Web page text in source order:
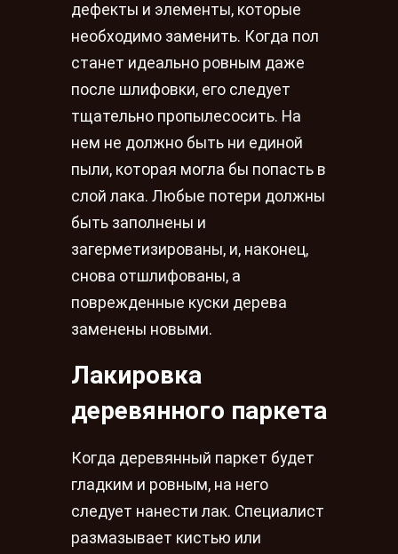
дефекты и элементы, которые
необходимо заменить. Когда пол
станет идеально ровным даже
после шлифовки, его следует
тщательно пропылесосить. На
нем не должно быть ни единой
пыли, которая могла бы попасть в
слой лака. Любые потери должны
быть заполнены и
загерметизированы, и, наконец,
снова отшлифованы, а
поврежденные куски дерева
заменены новыми.
Лакировка
деревянного паркета
Когда деревянный паркет будет
гладким и ровным, на него
следует нанести лак. Специалист
размазывает кистью или